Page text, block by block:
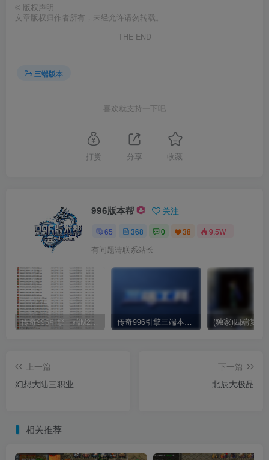
© 版权声明
文章版权归作者所有，未经允许请勿转载。
THE END
三端版本
喜欢就支持一下吧
打赏 分享 收藏
996版本帮 关注
65 368 0 38 9.5W+
有问题请联系站长
传奇996引擎三端M2各期引擎包合集(持续更新) 传奇996引擎三端本地数据库
上一篇
幻想大陆三职业
下一篇
北辰大极品
相关推荐